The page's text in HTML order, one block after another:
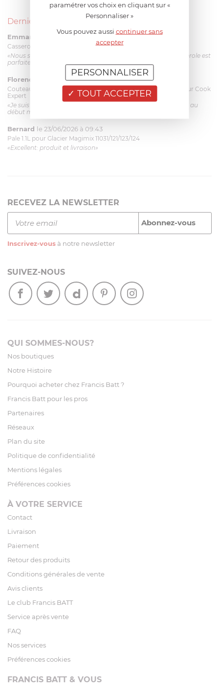
Derniers avis produits
Emmanuel 56 ans le 23/06/2026 à 12:04
Casserole mini 9 cm Castelpro 5 ply poignée fixe
«Nous sommes dans un produit de haute qualité. Cette casserole est
parfaite pour l'élaboration des sauces et vient complé...»
Florence 63 ans le 23/06/2026 à 11:17
Couteau complet avec lame, joint & écrou pour le robot cuiseur Cook
Expert
«Je suis satisfaite du couteau Magimix. L'écrou est un peu dur au
début mais ça le fait. La livraison a été très rapide. ...»
Bernard le 23/06/2026 à 09:43
Pale 1.1L pour Glacier Magimix 11031/121/123/124
«Excellent: produit et livraison»
RECEVEZ LA NEWSLETTER
Inscrivez-vous à notre newsletter
SUIVEZ-NOUS
QUI SOMMES-NOUS?
Nos boutiques
Notre Histoire
Pourquoi acheter chez Francis Batt ?
Francis Batt pour les pros
Partenaires
Réseaux
Plan du site
Politique de confidentialité
Mentions légales
Préférences cookies
À VOTRE SERVICE
Contact
Livraison
Paiement
Retour des produits
Conditions générales de vente
Avis clients
Le club Francis BATT
Service après vente
FAQ
Nos services
Préférences cookies
FRANCIS BATT & VOUS
paramétrer vos choix en cliquant sur «
Personnaliser »
Vous pouvez aussi continuer sans
accepter
TOUT ACCEPTER
PERSONNALISER